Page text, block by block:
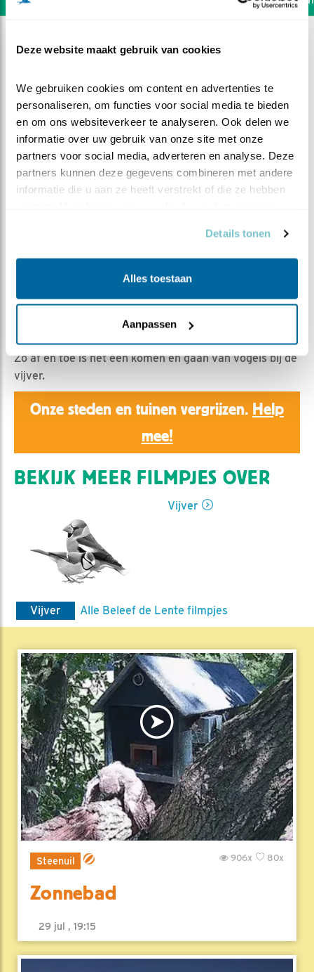
Deze website maakt gebruik van cookies
We gebruiken cookies om content en advertenties te
personaliseren, om functies voor social media te bieden
en om ons websiteverkeer te analyseren. Ook delen we
informatie over uw gebruik van onze site met onze
partners voor social media, adverteren en analyse. Deze
partners kunnen deze gegevens combineren met andere
informatie die u aan ze heeft verstrekt of die ze hebben
Details tonen
Alles toestaan
Aanpassen
Spitsuur bij de vijver
Bewaar dit filmpje
291x
Zo af en toe is het een komen en gaan van vogels bij de
vijver.
Onze steden en tuinen vergrijzen. Help
mee!
BEKIJK MEER FILMPJES OVER
Vijver
Vijver Alle Beleef de Lente filmpjes
Steenuil 80x
906x
Zonnebad
29 jul , 19:15